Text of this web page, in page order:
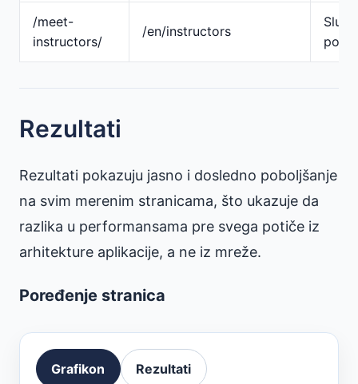
/meet-
instructors/
/en/instructors
Slug
Rezultati
Rezultati pokazuju jasno i dosledno poboljšanje
na svim merenim stranicama, što ukazuje da
razlika u performansama pre svega potiče iz
arhitekture aplikacije, a ne iz mreže.
Poređenje stranica
Grafikon Rezultati